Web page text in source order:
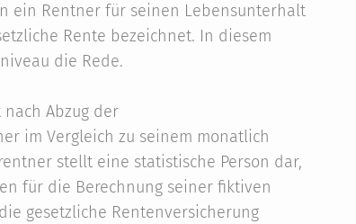
ein Rentner für seinen Lebensunterhalt
Rente bezeichnet. In diesem
die Rede.
Abzug der
im Vergleich zu seinem monatlich
stellt eine statistische Person dar,
für die Berechnung seiner fiktiven
gesetzliche Rentenversicherung